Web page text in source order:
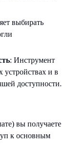
выбирать
: Инструмент
устройствах и в
доступности.
вы получаете
к основным